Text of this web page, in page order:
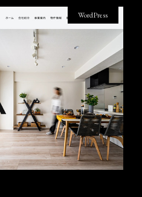
WordPress